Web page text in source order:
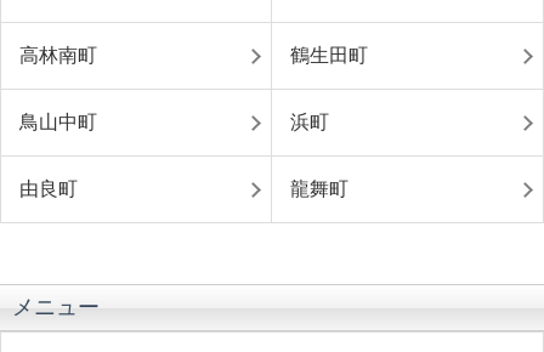
高林南町 鶴生田町
鳥山中町 浜町
由良町 龍舞町
メニュー